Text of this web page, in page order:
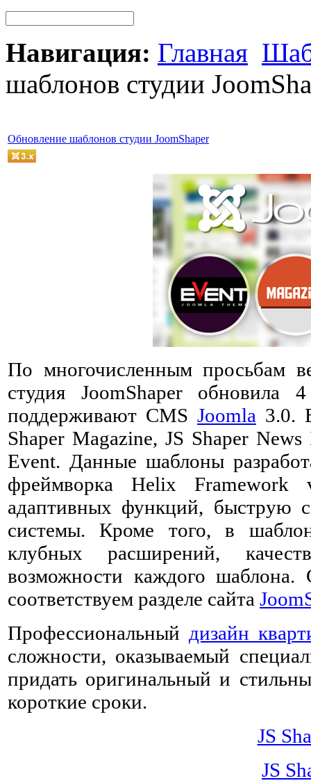
Навигация: Главная
шаблонов студии
Обновление шаблонов студии JoomShaper
По многочисленным просьбам
студия JoomShaper обновила
поддерживают CMS Joomla 3.0.
Shaper Magazine, JS Shaper
Event. Данные шаблоны
фреймворка Helix Framework
адаптивных функций, быструю
системы. Кроме того, в
клубных расширений,
возможности каждого
соответствуем разделе сайта
Профессиональный дизайн
сложности, оказываемый
придать оригинальный и
короткие сроки.
JS
JS